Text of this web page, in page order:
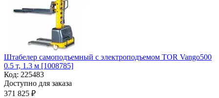
Штабелер самоподъемный с электроподъемом TOR Vango500
0.5 т, 1.3 м [1008785]
Код: 225483
Доступно для заказа
371 825 ₽